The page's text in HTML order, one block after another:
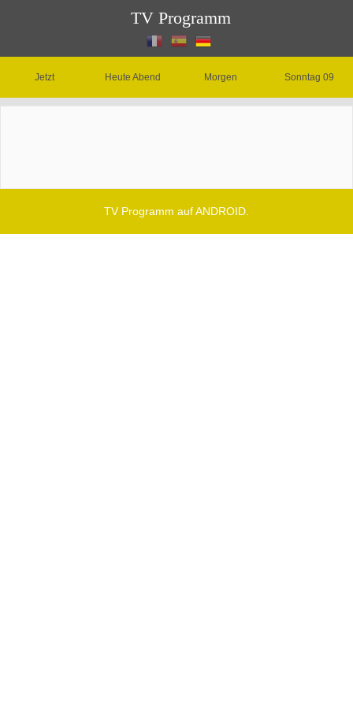
TV Programm
Jetzt Heute Abend Morgen Sonntag 09
TV Programm auf ANDROID.